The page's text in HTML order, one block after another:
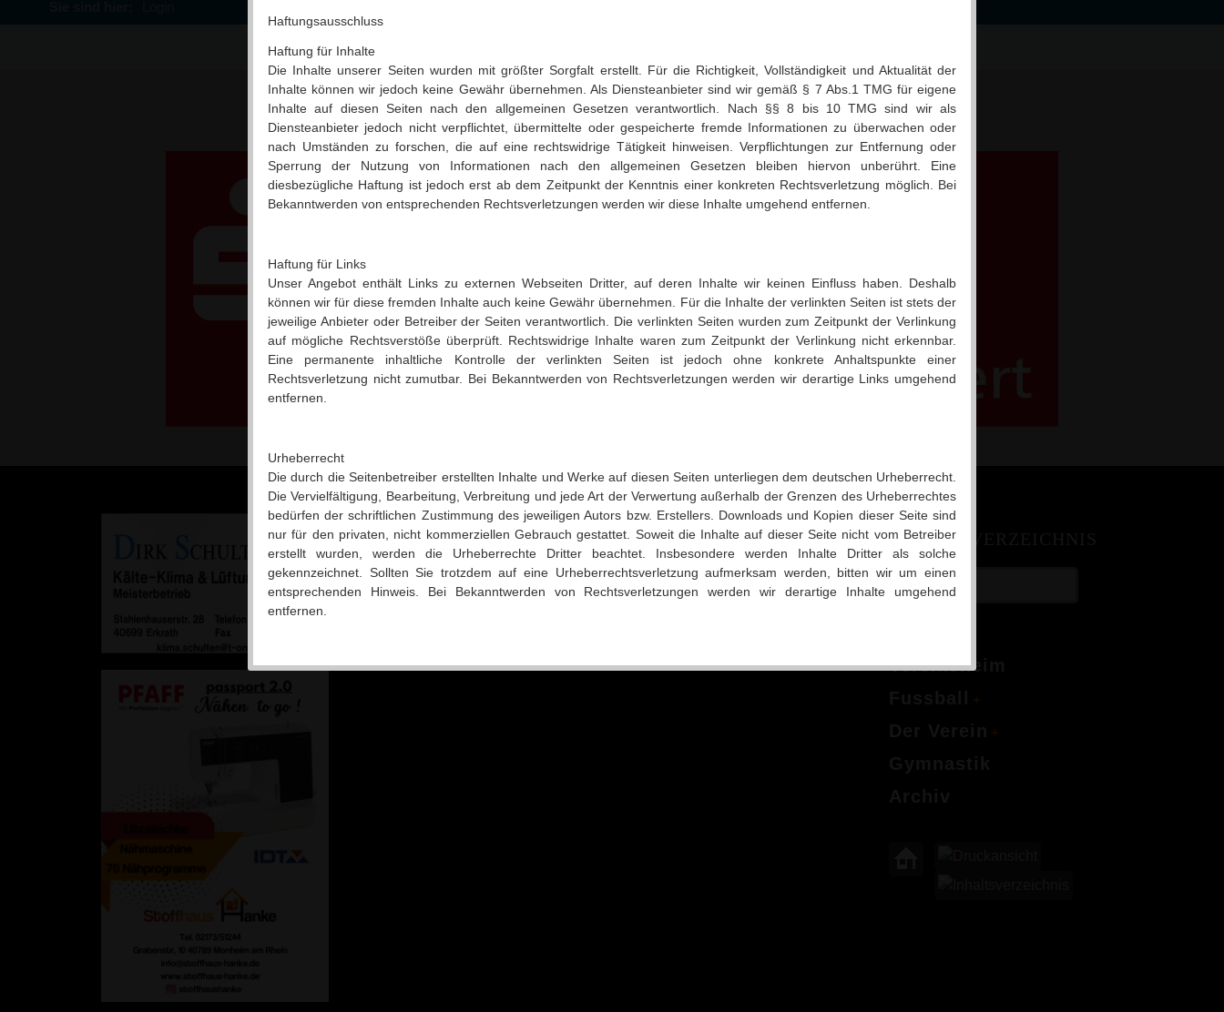
Zuletzt geänderte Seiten:
08.07.2026:
Unser Schutzkonzept
05.05.2026:
Home
Impressum
Haftungsausschluss
Haftung für Inhalte
Die Inhalte unserer Seiten wurden mit größter Sorgfalt erstellt. Für die Richtigkeit, Vollständigkeit und Aktualität der
Inhalte können wir jedoch keine Gewähr übernehmen. Als Diensteanbieter sind wir gemäß § 7 Abs.1 TMG für eigene
Inhalte auf diesen Seiten nach den allgemeinen Gesetzen verantwortlich. Nach §§ 8 bis 10 TMG sind wir als
Diensteanbieter jedoch nicht verpflichtet, übermittelte oder gespeicherte fremde Informationen zu überwachen oder
nach Umständen zu forschen, die auf eine rechtswidrige Tätigkeit hinweisen. Verpflichtungen zur Entfernung oder
Sperrung der Nutzung von Informationen nach den allgemeinen Gesetzen bleiben hiervon unberührt. Eine
diesbezügliche Haftung ist jedoch erst ab dem Zeitpunkt der Kenntnis einer konkreten Rechtsverletzung möglich. Bei
Bekanntwerden von entsprechenden Rechtsverletzungen werden wir diese Inhalte umgehend entfernen.
Haftung für Links
Unser Angebot enthält Links zu externen Webseiten Dritter, auf deren Inhalte wir keinen Einfluss haben. Deshalb
können wir für diese fremden Inhalte auch keine Gewähr übernehmen. Für die Inhalte der verlinkten Seiten ist stets der
jeweilige Anbieter oder Betreiber der Seiten verantwortlich. Die verlinkten Seiten wurden zum Zeitpunkt der Verlinkung
auf mögliche Rechtsverstöße überprüft. Rechtswidrige Inhalte waren zum Zeitpunkt der Verlinkung nicht erkennbar.
Eine permanente inhaltliche Kontrolle der verlinkten Seiten ist jedoch ohne konkrete Anhaltspunkte einer
Rechtsverletzung nicht zumutbar. Bei Bekanntwerden von Rechtsverletzungen werden wir derartige Links umgehend
entfernen.
Urheberrecht
Die durch die Seitenbetreiber erstellten Inhalte und Werke auf diesen Seiten unterliegen dem deutschen Urheberrecht.
Die Vervielfältigung, Bearbeitung, Verbreitung und jede Art der Verwertung außerhalb der Grenzen des Urheberrechtes
bedürfen der schriftlichen Zustimmung des jeweiligen Autors bzw. Erstellers. Downloads und Kopien dieser Seite sind
nur für den privaten, nicht kommerziellen Gebrauch gestattet. Soweit die Inhalte auf dieser Seite nicht vom Betreiber
erstellt wurden, werden die Urheberrechte Dritter beachtet. Insbesondere werden Inhalte Dritter als solche
gekennzeichnet. Sollten Sie trotzdem auf eine Urheberrechtsverletzung aufmerksam werden, bitten wir um einen
entsprechenden Hinweis. Bei Bekanntwerden von Rechtsverletzungen werden wir derartige Inhalte umgehend
entfernen.
Datenschutzerklärung
Administrator Login
Besucher
Seitenaufrufe
INHALTSVERZEICHNIS
Vereinsheim